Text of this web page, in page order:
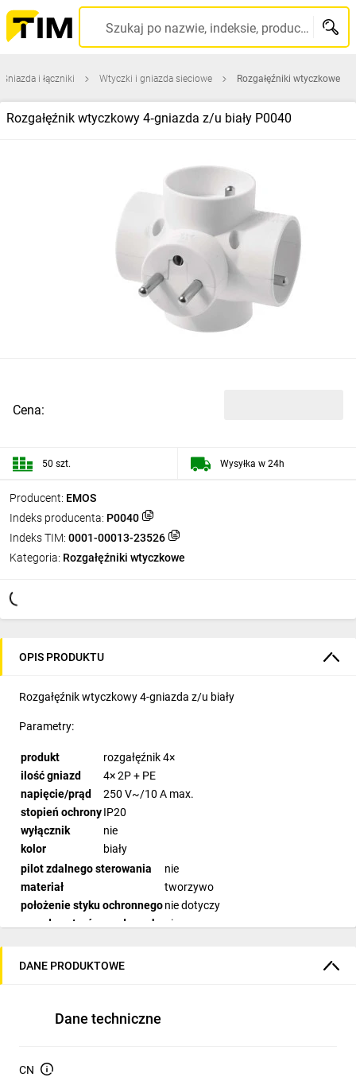
Szukaj po nazwie, indeksie, producencie, kodzie kreskowym...
Gniazda i łączniki Wtyczki i gniazda sieciowe Rozgałęźniki wtyczkowe
Rozgałęźnik wtyczkowy 4‑gniazda z/u biały P0040
Producent: EMOS
Indeks producenta: P0040
Indeks TIM: 0001-00013-23526
Kategoria: Rozgałęźniki wtyczkowe
Cena:
50 szt. Wysyłka w 24h
OPIS PRODUKTU
Rozgałęźnik wtyczkowy 4-gniazda z/u biały
Parametry:
produkt
rozgałęźnik 4×
ilość gniazd
4× 2P + PE
napięcie/prąd
250 V~/10 A max.
stopień ochronyIP20
wyłącznik
nie
kolor
biały
pilot zdalnego sterowania
nie
materiał
tworzywo
położenie styku ochronnegonie dotyczy
przesłony torów prądowych
nie
typ
zasięg sygnału
użytkowanie na zewnątrz
DANE PRODUKTOWE
Dane techniczne
CN